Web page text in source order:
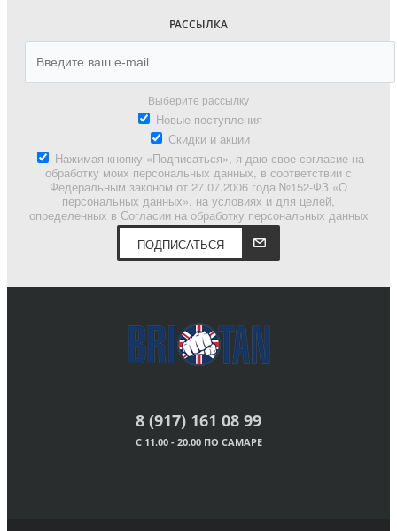
РАССЫЛКА
Выберите рассылку
Новые поступления
Скидки и акции
Нажимая кнопку «Подписаться», я даю свое согласие на
обработку моих персональных данных, в соответствии с
Федеральным законом от 27.07.2006 года №152-ФЗ «О
персональных данных», на условиях и для целей,
определенных в Согласии на обработку персональных данных
ПОДПИСАТЬСЯ
8 (917) 161 08 99
С 11.00 - 20.00 ПО САМАРЕ